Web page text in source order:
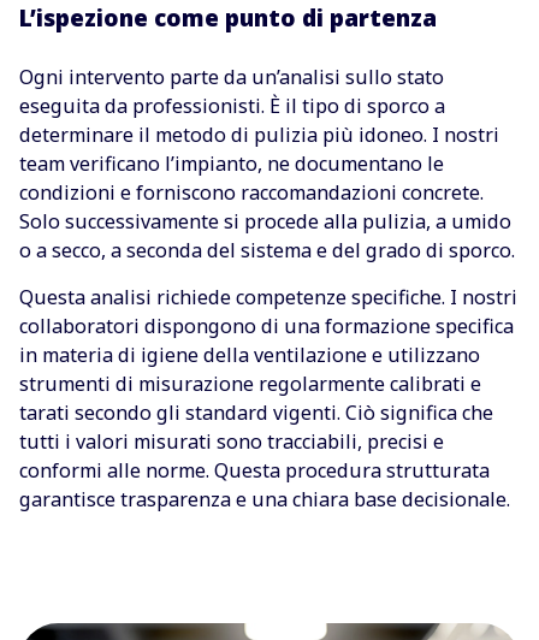
L’ispezione come punto di partenza
Ogni intervento parte da un’analisi sullo stato
eseguita da professionisti. È il tipo di sporco a
determinare il metodo di pulizia più idoneo. I nostri
team verificano l’impianto, ne documentano le
condizioni e forniscono raccomandazioni concrete.
Solo successivamente si procede alla pulizia, a umido
o a secco, a seconda del sistema e del grado di sporco.
Questa analisi richiede competenze specifiche. I nostri
collaboratori dispongono di una formazione specifica
in materia di igiene della ventilazione e utilizzano
strumenti di misurazione regolarmente calibrati e
tarati secondo gli standard vigenti. Ciò significa che
tutti i valori misurati sono tracciabili, precisi e
conformi alle norme. Questa procedura strutturata
garantisce trasparenza e una chiara base decisionale.